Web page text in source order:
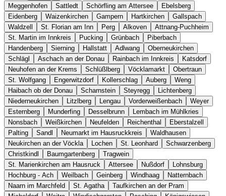
Meggenhofen Sattledt Schörfling am Attersee
Ebelsberg
Eidenberg
Waizenkirchen Gampern Hartkirchen
Gallspach
Waldzell
St. Florian am Inn Perg Alkoven
Attnang-Puchheim
St. Martin im Innkreis
Pucking Grünbach
Piberbach
Handenberg
Sierning Hallstatt Adlwang
Oberneukirchen
Schlägl
Aschach an der Donau Rainbach im Innkreis
Katsdorf
Neuhofen an der Krems
Schlüßlberg Vöcklamarkt
Obertraun
St. Wolfgang
Engerwitzdorf Kollerschlag Auberg
Weng
Haibach ob der Donau
Scharnstein Steyregg
Lichtenberg
Niederneukirchen
Litzlberg Lengau Vorderweißenbach
Weyer
Esternberg
Munderfing Desselbrunn
Lembach im Mühlkries
Nonsbach
Weißkirchen Neufelden Reichenthal
Eberstalzell
Palting
Sandl Neumarkt im Hausruckkreis
Waldhausen
Neukirchen an der Vöckla
Lochen St. Leonhard
Schwarzenberg
Christkindl
Baumgartenberg
Tragwein
St. Marienkirchen am Hausruck
Attersee Nußdorf
Lohnsburg
Hochburg - Ach
Weilbach Geinberg Windhaag
Natternbach
Naarn im Marchfeld
St. Agatha
Taufkirchen an der Pram